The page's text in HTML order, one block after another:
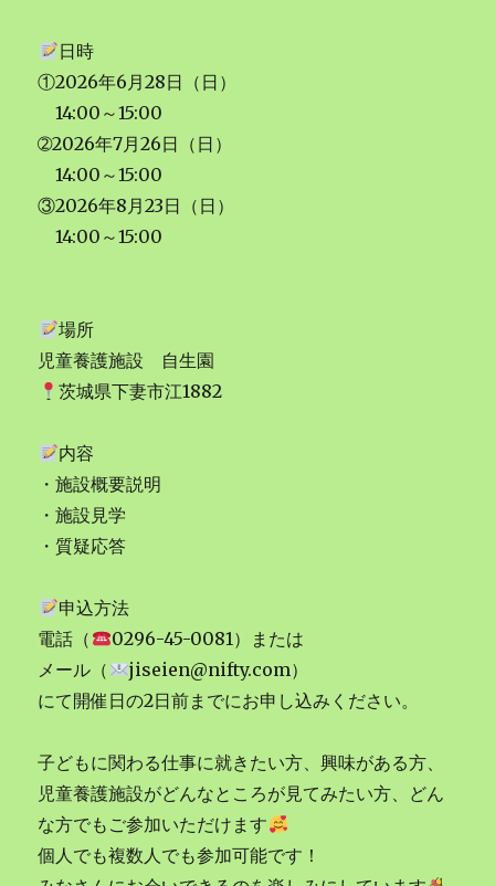
日時
①2026年6月28日（日）
14:00～15:00
➁2026年7月26日（日）
14:00～15:00
③2026年8月23日（日）
14:00～15:00
場所
児童養護施設 自生園
茨城県下妻市江1882
内容
・施設概要説明
・施設見学
・質疑応答
申込方法
電話（
0296-45-0081）または
メール（
jiseien@nifty.com）
にて開催日の2日前までにお申し込みください。
子どもに関わる仕事に就きたい方、興味がある方、
児童養護施設がどんなところが見てみたい方、どん
な方でもご参加いただけます
個人でも複数人でも参加可能です！